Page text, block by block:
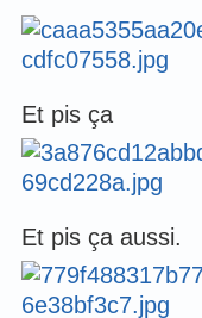
Et pis ça
Et pis ça aussi.